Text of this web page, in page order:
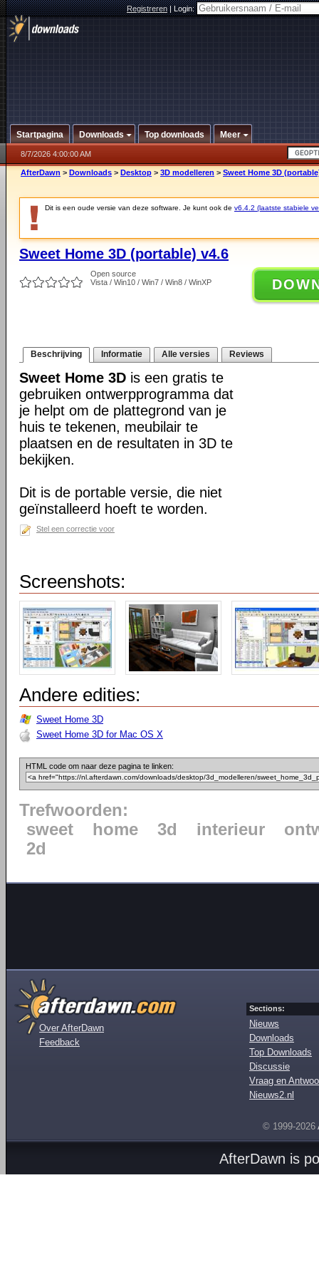
Registreren|Login:
Startpagina Downloads Top downloads Meer
8/7/2026 4:00:00 AM
AfterDawn > Downloads > Desktop > 3D modelleren > Sweet Home 3D
Dit is een oude versie van deze software. Je kunt ook de v6.4.2 (laatste stabiele
Sweet Home 3D (portable) v4.6
Open source
Vista / Win10 / Win7 / Win8 / WinXP
Beschrijving Informatie Alle versies Reviews
Sweet Home 3D is een gratis te
gebruiken ontwerpprogramma dat
je helpt om de plattegrond van je
huis te tekenen, meubilair te
plaatsen en de resultaten in 3D te
bekijken.
Dit is de portable versie, die niet
geïnstalleerd hoeft te worden.
Stel een correctie voor
Screenshots:
Andere edities:
Sweet Home 3D
Sweet Home 3D for Mac OS X
HTML code om naar deze pagina te linken:
Trefwoorden:
sweet
home 3d interieur
2d
Over AfterDawn
Feedback
Sections:
Nieuws
Downloads
Top Downloads
Discussie
Vraag en
Nieuws2.nl
© 1999-2026
AfterDawn is